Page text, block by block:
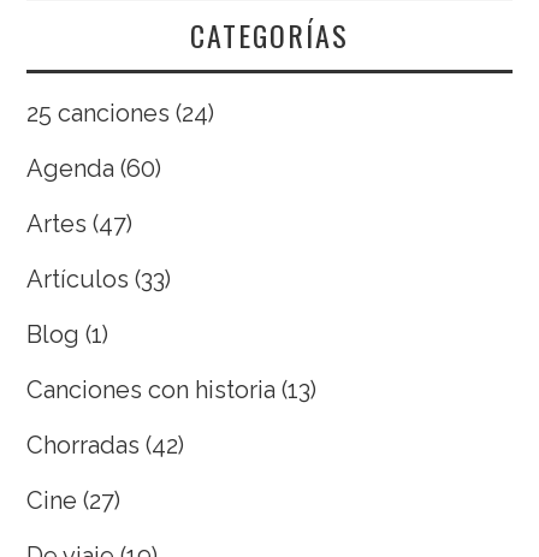
CATEGORÍAS
25 canciones (24)
Agenda (60)
Artes (47)
Artículos (33)
Blog (1)
Canciones con historia (13)
Chorradas (42)
Cine (27)